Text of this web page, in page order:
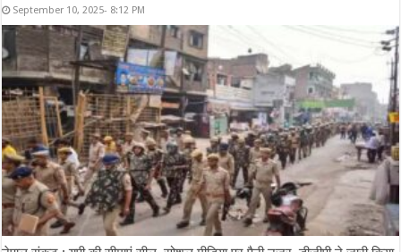
September 10, 2025- 8:12 PM